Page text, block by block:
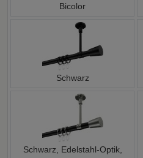
Bicolor
Schwarz
Schwarz, Edelstahl-Optik,